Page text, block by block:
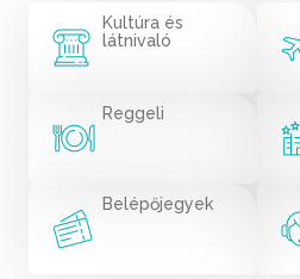
Kultúra és
látnivaló
Reggeli
Belépőjegyek